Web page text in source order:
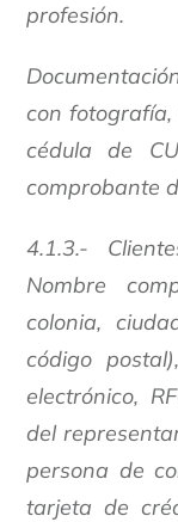
profesión.
con fotografía,
cédula de
comprobante
4.1.3.-
Nombre
colonia,
código
electrónico,
del
persona de
tarjeta de